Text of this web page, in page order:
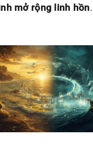
mở rộng linh hồn.